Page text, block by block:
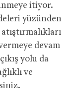
itiyor.
yüzünden
devam
yolu da
ve